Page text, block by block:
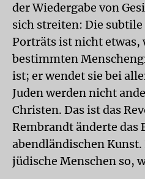
der Wiedergabe von
sich streiten: Die
Porträts ist nicht etwas,
bestimmten
ist; er wendet sie bei
Juden werden nicht
Christen. Das ist das
Rembrandt änderte das
abendländischen
jüdische Menschen so,